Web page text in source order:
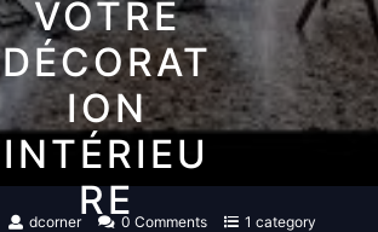
VOTRE
DÉCORAT
ION
INTÉRIEU
RE
dcorner 0 Comments 1 category